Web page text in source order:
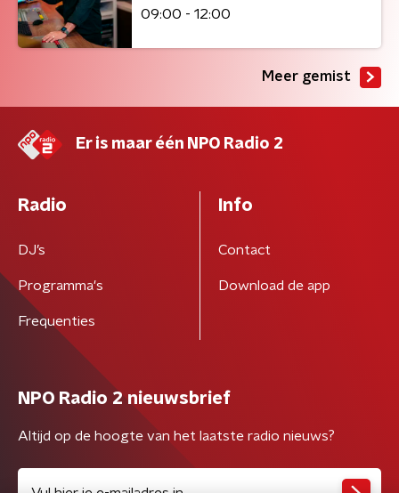
09:00 - 12:00
Meer gemist
Er is maar één NPO Radio 2
Radio
DJ’s
Programma's
Frequenties
Info
Contact
Download de app
NPO Radio 2 nieuwsbrief
Altijd op de hoogte van het laatste radio nieuws?